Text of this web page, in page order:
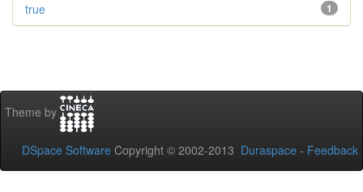
1
true
Theme by
DSpace Software Copyright © 2002-2013 Duraspace - Feedback